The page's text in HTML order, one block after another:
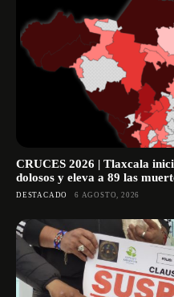
CRUCES 2026 | Tlaxcala
dolosos y eleva a 89 las
DESTACADO 6 AGOSTO, 2026